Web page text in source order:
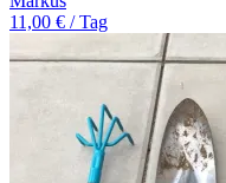
11,00 € / Tag